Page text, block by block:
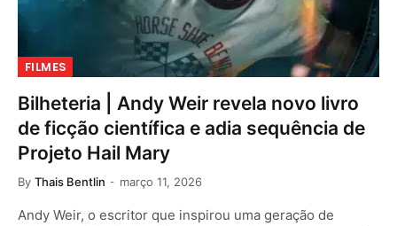
FILMES
Bilheteria | Andy Weir revela novo livro
de ficção científica e adia sequência de
Projeto Hail Mary
By Thais Bentlin março 11, 2026
Andy Weir, o escritor que inspirou uma geração de